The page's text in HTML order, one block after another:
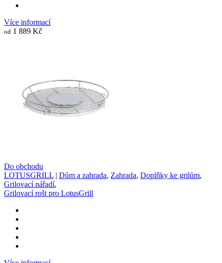
Více informací
od 1 889 Kč
Do obchodu
LOTUSGRILL | Dům a zahrada, Zahrada, Doplňky ke grilům,
Grilovací nářadí,
Grilovací rošt pro LotusGrill